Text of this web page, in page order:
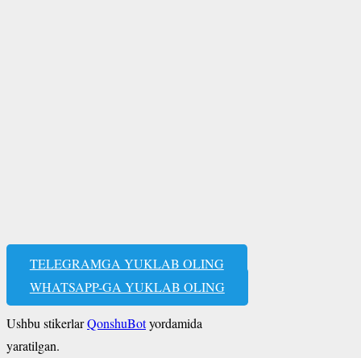
TELEGRAMGA YUKLAB OLING
WHATSAPP-GA YUKLAB OLING
Ushbu stikerlarQonshuBotyordamida
yaratilgan.